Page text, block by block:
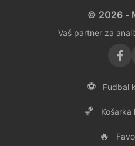
© 2026 -
Vaš partner za
⚽ Fudbal
🏀 Košarka
🔥